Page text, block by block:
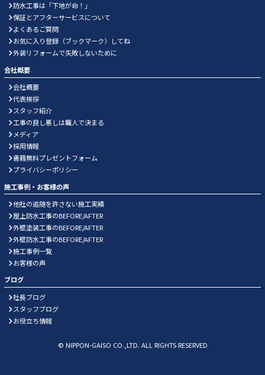
防水工事は「下地が命！」
保証とアフターサービスについて
よくあるご質問
お気に入り登録（ブックマーク）してね
外装リフォームで失敗しないために
会社概要
会社概要
代表挨拶
スタッフ紹介
工事の良し悪しは職人で決まる
メディア
採用情報
書籍無料プレゼントフォーム
プライバシーポリシー
施工事例・お客様の声
他社の追随を許さない施工実績
屋上防水工事のBEFORE/AFTER
外壁塗装工事のBEFORE/AFTER
外壁防水工事のBEFORE/AFTER
施工事例一覧
お客様の声
ブログ
社長ブログ
スタッフブログ
お役立ち情報
© NIPPON-GAISO CO.,LTD. ALL RIGHTS RESERVED